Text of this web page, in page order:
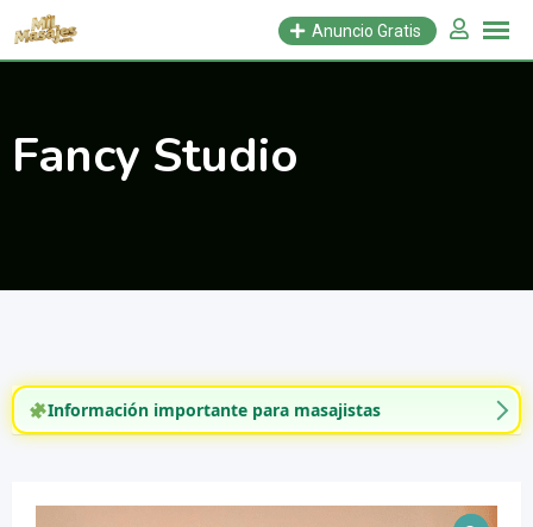
Saltar
Anuncio Gratis
Fancy Studio
Información importante para masajistas